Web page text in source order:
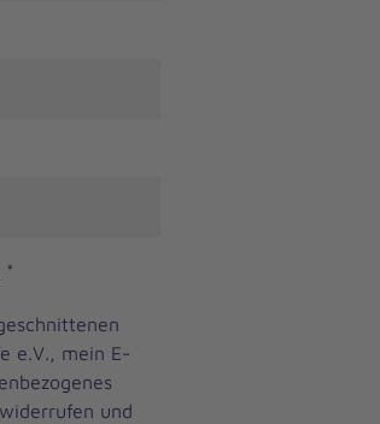
*
e.V., mein E-
und